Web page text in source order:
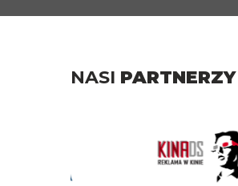
NASI PARTNERZY